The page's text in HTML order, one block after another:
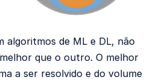
algoritmos de ML e DL, não
que o outro. O melhor
a ser resolvido e do volume